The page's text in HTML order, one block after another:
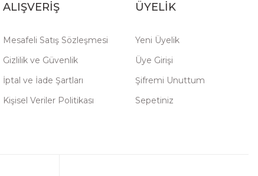
ALIŞVERİŞ
Mesafeli Satış Sözleşmesi
Gizlilik ve Güvenlik
İptal ve İade Şartları
Kişisel Veriler Politikası
ÜYELİK
Yeni Üyelik
Üye Girişi
Şifremi Unuttum
Sepetiniz